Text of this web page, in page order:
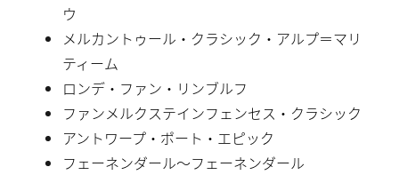
ウ
メルカントゥール・クラシック・アルプ＝マリ
ティーム
ロンデ・ファン・リンブルフ
ファンメルクステインフェンセス・クラシック
アントワープ・ポート・エピック
フェーネンダール〜フェーネンダール